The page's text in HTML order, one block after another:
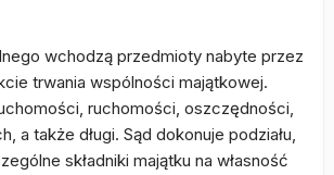
wchodzą przedmioty nabyte przez
trwania wspólności majątkowej.
ruchomości, oszczędności,
a także długi. Sąd dokonuje podziału,
składniki majątku na własność